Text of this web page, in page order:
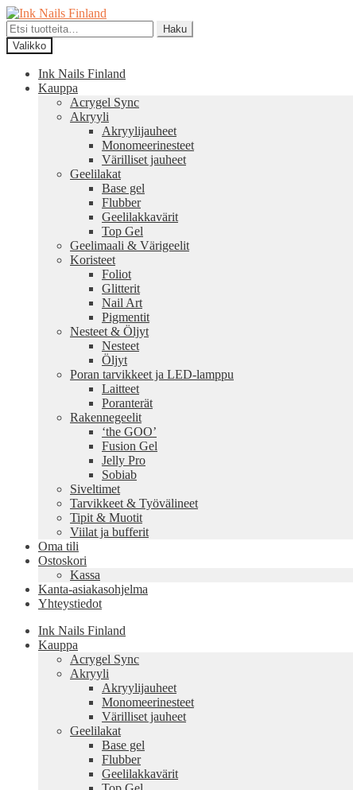
Siirry
navigointiin
Siirry
sisältöön
Etsi:
Haku
Valikko
Ink Nails Finland
Kauppa
Acrygel Sync
Akryyli
Akryylijauheet
Monomeerinesteet
Värilliset jauheet
Geelilakat
Base gel
Flubber
Geelilakkavärit
Top Gel
Geelimaali & Värigeelit
Koristeet
Foliot
Glitterit
Nail Art
Pigmentit
Nesteet & Öljyt
Nesteet
Öljyt
Poran tarvikkeet ja LED-lamppu
Laitteet
Poranterät
Rakennegeelit
‘the GOO’
Fusion Gel
Jelly Pro
Sobiab
Siveltimet
Tarvikkeet & Työvälineet
Tipit & Muotit
Viilat ja bufferit
Oma tili
Ostoskori
Kassa
Kanta-asiakasohjelma
Yhteystiedot
Ink Nails Finland
Kauppa
Acrygel Sync
Akryyli
Akryylijauheet
Monomeerinesteet
Värilliset jauheet
Geelilakat
Base gel
Flubber
Geelilakkavärit